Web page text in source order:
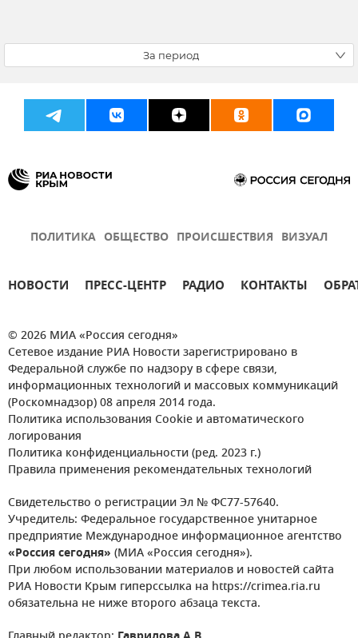
За период
ПОЛИТИКА ОБЩЕСТВО ПРОИСШЕСТВИЯ ВИЗУАЛ
НОВОСТИ ПРЕСС-ЦЕНТР РАДИО КОНТАКТЫ
© 2026 МИА «Россия сегодня»
Сетевое издание РИА Новости зарегистрировано в
Федеральной службе по надзору в сфере связи,
информационных технологий и массовых коммуникаций
(Роскомнадзор) 08 апреля 2014 года.
Политика использования Cookie и автоматического
логирования
Политика конфиденциальности (ред. 2023 г.)
Правила применения рекомендательных технологий
Свидетельство о регистрации Эл № ФС77-57640.
Учредитель: Федеральное государственное унитарное
предприятие Международное информационное агентство
«Россия сегодня» (МИА «Россия сегодня»).
При любом использовании материалов и новостей сайта
РИА Новости Крым гиперссылка на https://crimea.ria.ru
обязательна не ниже второго абзаца текста.